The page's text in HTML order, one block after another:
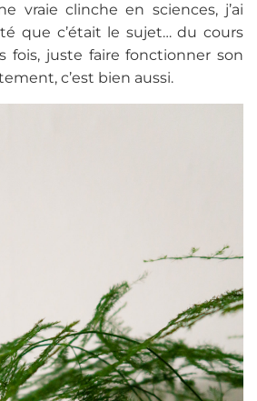
vraie clinche en sciences, j’ai
que c’était le sujet… du cours
fois, juste faire fonctionner son
c’est bien aussi.